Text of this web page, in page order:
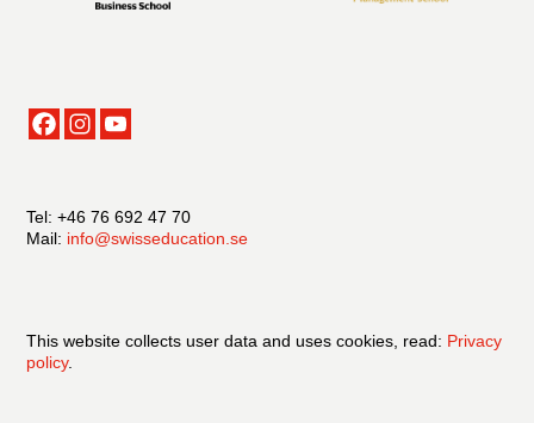
Tel: +46 76 692 47 70
Mail: info@swisseducation.se
This website collects user data and uses cookies, read: Privacy
policy.